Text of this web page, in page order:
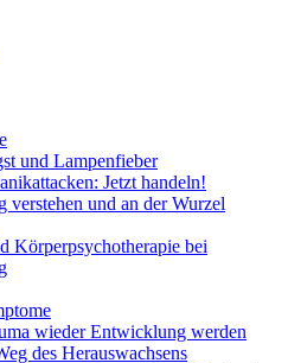
und Lampenfieber
Jetzt handeln!
verstehen und an der Wurzel
Körperpsychotherapie bei
wieder Entwicklung werden
des Herauswachsens